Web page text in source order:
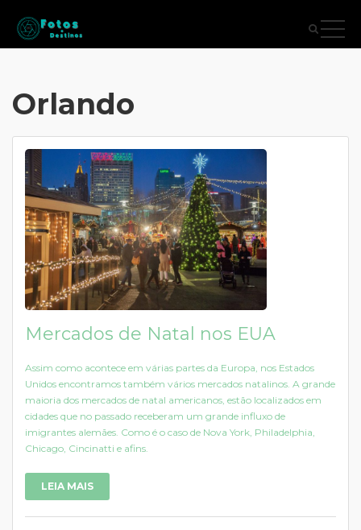
Orlando
Mercados de Natal nos EUA
Assim como acontece em várias partes da Europa, nos Estados
Unidos encontramos também vários mercados natalinos. A grande
maioria dos mercados de natal americanos, estão localizados em
cidades que no passado receberam um grande influxo de
imigrantes alemães. Como é o caso de Nova York, Philadelphia,
Chicago, Cincinatti e afins.
LEIA MAIS